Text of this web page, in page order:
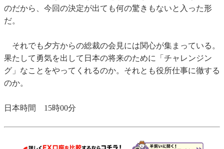
のだから、今回の決定が出ても何の驚きもないと入った形
だ。
それでも夕方からの総裁の会見には関心が集まっている。
果たして勇気を出して日本の将来のために「チャレンジン
グ」なことをやってくれるのか。それとも役所仕事に徹する
のか。
日本時間 15時00分